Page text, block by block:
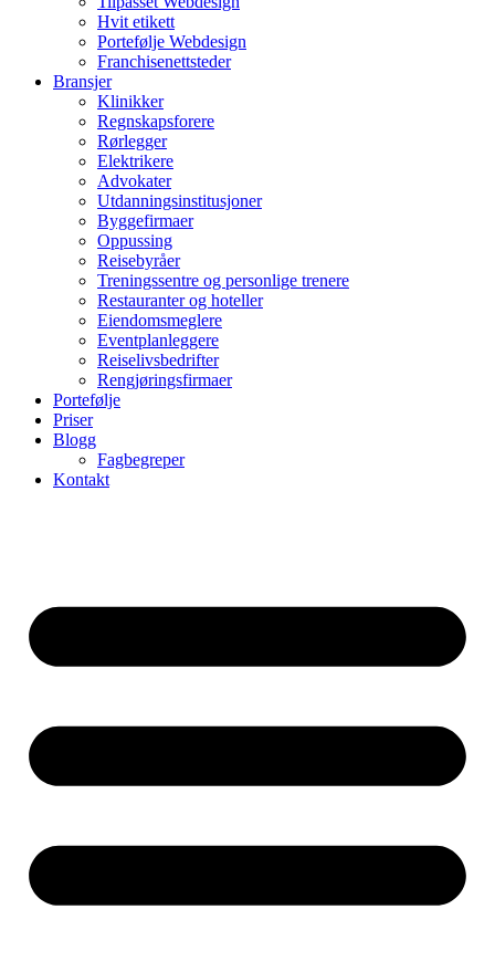
Hvit etikett
Portefølje Webdesign
Franchisenettsteder
Bransjer
Klinikker
Regnskapsforere
Rørlegger
Elektrikere
Advokater
Utdanningsinstitusjoner
Byggefirmaer
Oppussing
Reisebyråer
Treningssentre og personlige trenere
Restauranter og hoteller
Eiendomsmeglere
Eventplanleggere
Reiselivsbedrifter
Rengjøringsfirmaer
Portefølje
Priser
Blogg
Fagbegreper
Kontakt